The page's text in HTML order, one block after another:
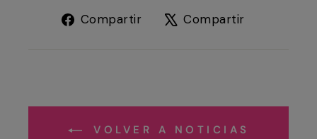
Compartir
Compartir
Compartir
VOLVER A NOTICIAS